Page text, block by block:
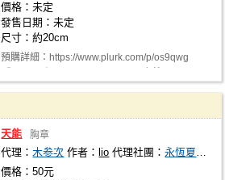
價格：未定
發售日期：未定
尺寸：約20cm
預購詳細：https://www.plurk.com/p/os9qwg
天能 胸章
代理：木参次 作者： lio 代理社團：永恆夏令營
價格：50元